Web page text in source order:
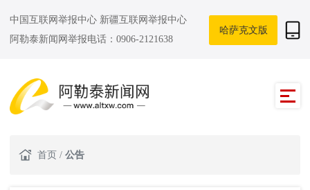
中国互联网举报中心 新疆互联网举报中心
阿勒泰新闻网举报电话：0906-2121638
哈萨克文版
首页 / 公告